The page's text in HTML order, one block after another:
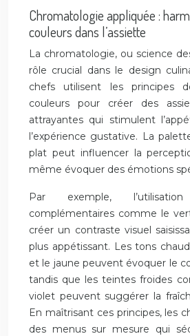
Chromatologie appliquée :
couleurs dans l’assiette
La chromatologie, ou science
rôle crucial dans le design
chefs utilisent les principes
couleurs pour créer des
attrayantes qui stimulent
l’expérience gustative. La
plat peut influencer la
même évoquer des émotions
Par exemple,
complémentaires comme le
créer un contraste visuel
plus appétissant. Les tons
et le jaune peuvent évoquer le
tandis que les teintes froides
violet peuvent suggérer la
En maîtrisant ces principes, les
des menus sur mesure qui